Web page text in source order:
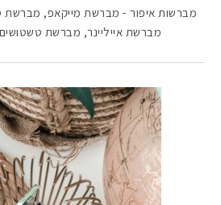
מברשות איפור - מברשת מייקאפ,
מברשת אייליינר, מברשת